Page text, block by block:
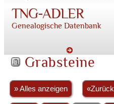
TNG-ADLER
Genealogische Datenbank
Grabsteine
» Alles anzeigen «Zurück